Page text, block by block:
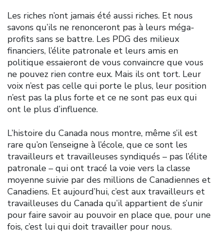
Les riches n’ont jamais été aussi riches. Et nous
savons qu’ils ne renonceront pas à leurs méga-
profits sans se battre. Les PDG des milieux
financiers, l’élite patronale et leurs amis en
politique essaieront de vous convaincre que vous
ne pouvez rien contre eux. Mais ils ont tort. Leur
voix n’est pas celle qui porte le plus, leur position
n’est pas la plus forte et ce ne sont pas eux qui
ont le plus d’influence.
L’histoire du Canada nous montre, même s’il est
rare qu’on l’enseigne à l’école, que ce sont les
travailleurs et travailleuses syndiqués – pas l’élite
patronale – qui ont tracé la voie vers la classe
moyenne suivie par des millions de Canadiennes et
Canadiens. Et aujourd’hui, c’est aux travailleurs et
travailleuses du Canada qu’il appartient de s’unir
pour faire savoir au pouvoir en place que, pour une
fois, c’est lui qui doit travailler pour nous.